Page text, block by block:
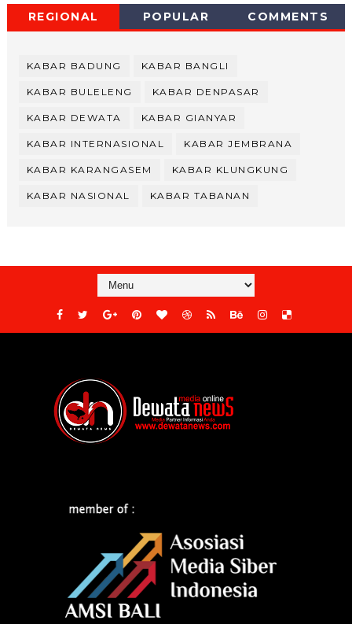
REGIONAL POPULAR COMMENTS
KABAR BADUNG KABAR BANGLI
KABAR BULELENG KABAR DENPASAR
KABAR DEWATA KABAR GIANYAR
KABAR INTERNASIONAL KABAR JEMBRANA
KABAR KARANGASEM KABAR KLUNGKUNG
KABAR NASIONAL KABAR TABANAN